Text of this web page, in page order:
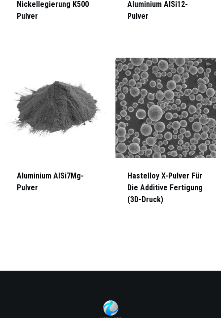
Nickellegierung K500
Pulver
Aluminium AlSi12-
Pulver
Aluminium AlSi7Mg-
Pulver
Hastelloy X-Pulver Für
Die Additive Fertigung
(3D-Druck)